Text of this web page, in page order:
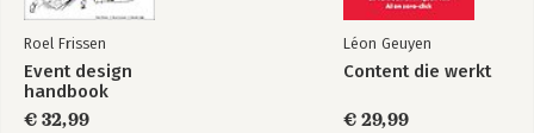
Roel Frissen
Event design
handbook
€ 32,99
Léon Geuyen
Content die werkt
€ 29,99